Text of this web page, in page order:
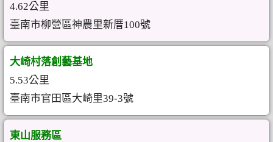
4.62公里
臺南市柳營區神農里新厝100號
大崎村落創藝基地
5.53公里
臺南市官田區大崎里39-3號
東山服務區